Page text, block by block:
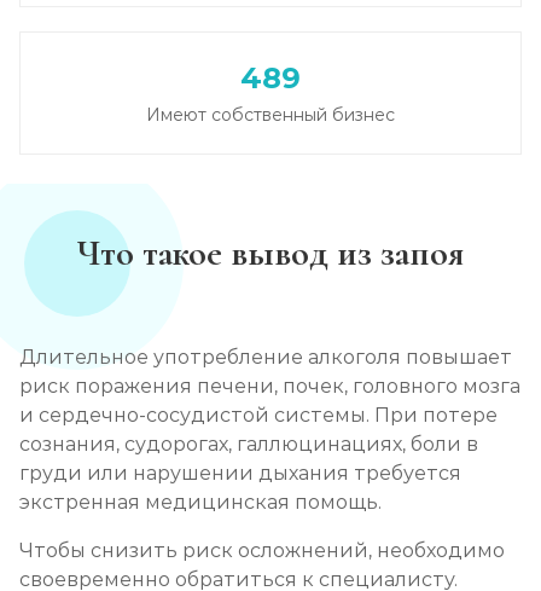
489
Имеют собственный бизнес
Что такое вывод из запоя
Длительное употребление алкоголя повышает
риск поражения печени, почек, головного мозга
и сердечно-сосудистой системы. При потере
сознания, судорогах, галлюцинациях, боли в
груди или нарушении дыхания требуется
экстренная медицинская помощь.
Чтобы снизить риск осложнений, необходимо
своевременно обратиться к специалисту.